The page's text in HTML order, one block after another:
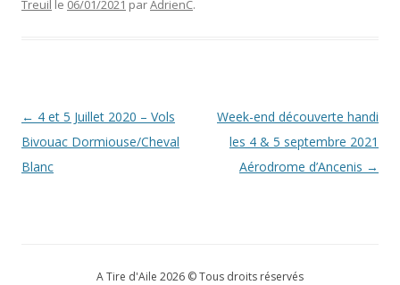
Treuil le 06/01/2021 parAdrienC.
Navigation
des
articles
← 4 et 5 Juillet 2020 – Vols
Bivouac Dormiouse/Cheval
Blanc
Week-end découverte handi
les 4 & 5 septembre 2021
Aérodrome d’Ancenis →
A Tire d'Aile 2026 © Tous droits réservés